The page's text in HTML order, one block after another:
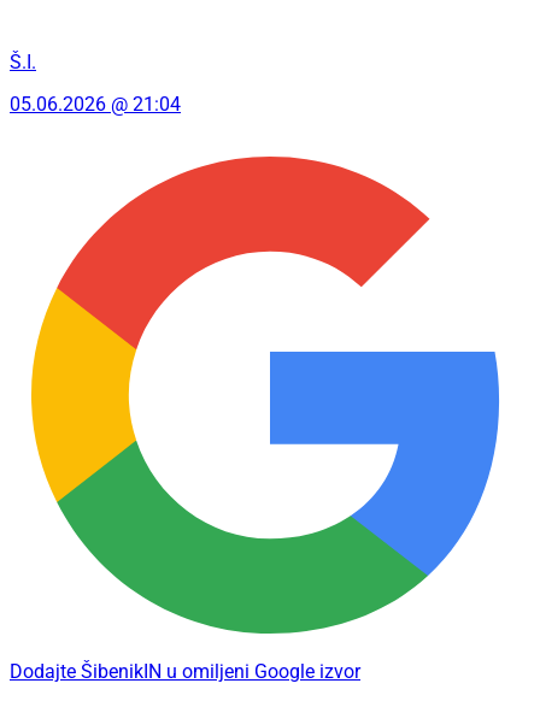
Š.I.
05.06.2026 @ 21:04
Dodajte ŠibenikIN u omiljeni Google izvor